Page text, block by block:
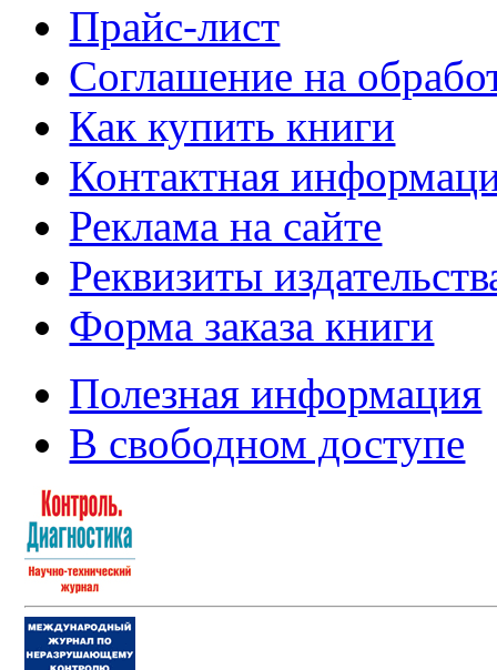
Прайс-лист
Соглашение на
Как купить книги
Контактная
Реклама на сайте
Реквизиты
Форма заказа книги
Полезная информация
В свободном доступе